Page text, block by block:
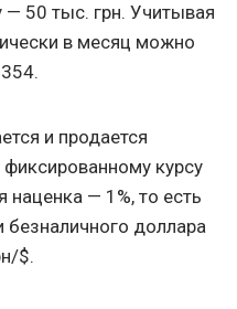
50 тыс. грн. Учитывая
в месяц можно
и продается
курсу
— 1%, то есть
безналичного доллара
$.